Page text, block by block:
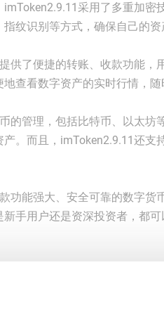
采用了多重加密
纹识别等方式，确保自己的资
供了便捷的转账、收款功能，
查看数字资产的实时行情，随
的管理，包括比特币、以太坊
。而且，imToken2.9.11还支
功能强大、安全可靠的数字货
手用户还是资深投资者，都